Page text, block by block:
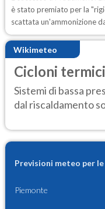
è stato premiato per la
scattata un'ammonizione
Wikimeteo
Cicloni termici
Sistemi di bassa
dal riscaldamento
Previsioni meteo per
Piemonte